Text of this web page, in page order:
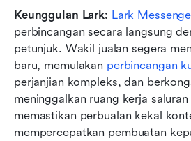
Keunggulan Lark: Lark
perbincangan secara langsung
petunjuk. Wakil jualan segera
baru, memulakan perbincangan
perjanjian kompleks, dan
meninggalkan ruang kerja
memastikan perbualan kekal
mempercepatkan pembuatan